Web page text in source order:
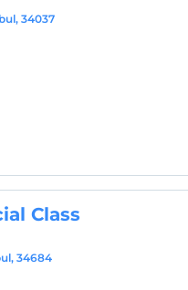
34037
Class
34684